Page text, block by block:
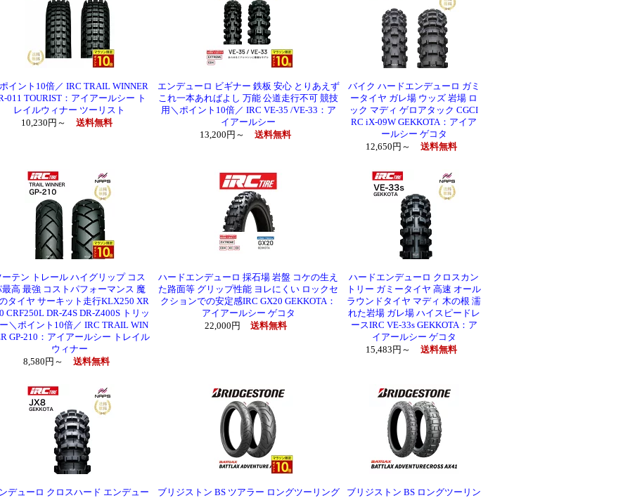
イント10倍／ IRC TRAIL WINNER
011 TOURIST：アイアールシー ト
レイルウィナー ツーリスト
10,230円～
送料無料
エンデューロ ビギナー 鉄板 安心 とりあえず
これ一本あればよし 万能 公道走行不可 競技
用＼ポイント10倍／ IRC VE-35 /VE-33：ア
イアールシー
13,200円～
送料無料
バイク ハードエンデューロ ガミ
ータイヤ ガレ場 ウッズ 岩場 ロ
ック マディ ゲロアタック CGCI
RC iX-09W GEKKOTA：アイア
ールシー ゲコタ
12,650円～
送料無料
ーテン トレール ハイグリップ コス
最高 最強 コストパフォーマンス 魔
タイヤ サーキット走行KLX250 XR
CRF250L DR-Z4S DR-Z400S トリッ
＼ポイント10倍／ IRC TRAIL WIN
GP-210：アイアールシー トレイル
ウィナー
8,580円～
送料無料
ハードエンデューロ 採石場 岩盤 コケの生え
た路面等 グリップ性能 ヨレにくい ロックセ
クションでの安定感IRC GX20 GEKKOTA：
アイアールシー ゲコタ
22,000円
送料無料
ハードエンデューロ クロスカン
トリー ガミータイヤ 高速 オール
ラウンドタイヤ マディ 木の根 濡
れた岩場 ガレ場 ハイスピードレ
ースIRC VE-33s GEKKOTA：ア
イアールシー ゲコタ
15,483円～
送料無料
デューロ クロスハード エンデュー
ブリジストン BS ツアラー ロングツーリング
ブリジストン BS ロングツーリン